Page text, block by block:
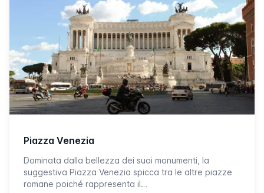
Piazza Venezia
Dominata dalla bellezza dei suoi monumenti, la
suggestiva Piazza Venezia spicca tra le altre piazze
romane poiché rappresenta il…